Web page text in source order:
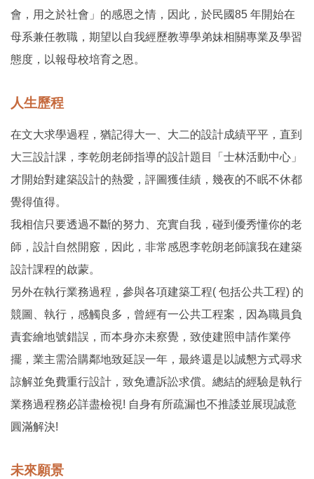
會，用之於社會」的感恩之情，因此，於民國85 年開始在
母系兼任教職，期望以自我經歷教導學弟妹相關專業及學習
態度，以報母校培育之恩。
人生歷程
在文大求學過程，猶記得大一、大二的設計成績平平，直到
大三設計課，李乾朗老師指導的設計題目「士林活動中心」
才開始對建築設計的熱愛，評圖獲佳績，幾夜的不眠不休都
覺得值得。
我相信只要透過不斷的努力、充實自我，碰到優秀懂你的老
師，設計自然開竅，因此，非常感恩李乾朗老師讓我在建築
設計課程的啟蒙。
另外在執行業務過程，參與各項建築工程( 包括公共工程) 的
競圖、執行，感觸良多，曾經有一公共工程案，因為職員負
責套繪地號錯誤，而本身亦未察覺，致使建照申請作業停
擺，業主需洽購鄰地致延誤一年，最終還是以誠懇方式尋求
諒解並免費重行設計，致免遭訴訟求償。總結的經驗是執行
業務過程務必詳盡檢視! 自身有所疏漏也不推諉並展現誠意
圓滿解決!
未來願景